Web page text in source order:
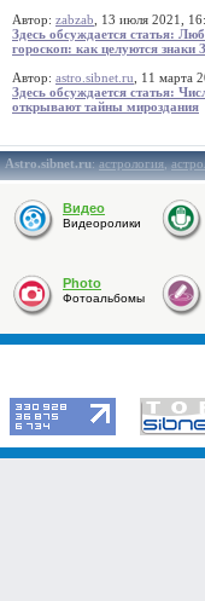
Автор: zabzab , 13 июля 2021,
Здесь обсуждается статья:
гороскоп: как целуются знаки
Автор: astro.sibnet.ru , 11 марта
Здесь обсуждается статья:
открывают тайны мироздания
Astro.sibnet.ru:астрология,
Видео
Видеоролики
Photo
Фотоальбомы